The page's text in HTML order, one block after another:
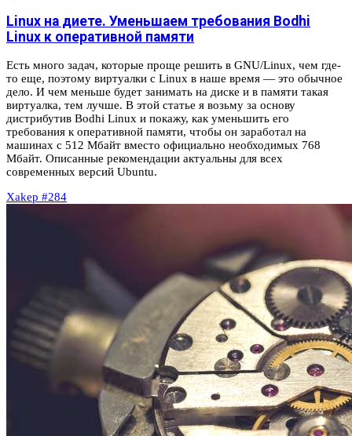
Linux на диете. Уменьшаем требования Bodhi
Linux к оперативной памяти
Есть много задач, которые проще решить в GNU/Linux, чем где-
то еще, поэтому виртуалки с Linux в наше время — это обычное
дело. И чем меньше будет занимать на диске и в памяти такая
виртуалка, тем лучше. В этой статье я возьму за основу
дистрибутив Bodhi Linux и покажу, как уменьшить его
требования к оперативной памяти, чтобы он заработал на
машинах с 512 Мбайт вместо официально необходимых 768
Мбайт. Описанные рекомендации актуальны для всех
современных версий Ubuntu.
Xakep #284